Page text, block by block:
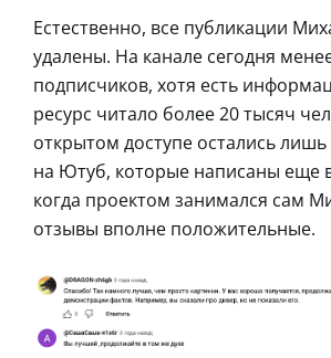
Естественно, все публикации
удалены. На канале сегодня
подписчиков, хотя есть
ресурс читало более 20 тысяч
открытом доступе остались
на Ютуб, которые написаны еще
когда проектом занимался сам
отзывы вполне положительные.